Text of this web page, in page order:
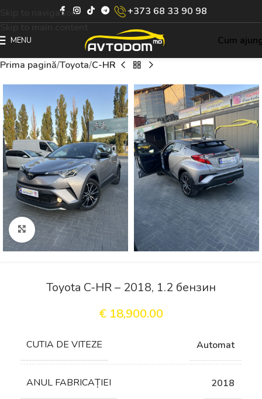
Skip to navigation
+373 68 33 90 98
MENU
Cum
Prima pagină Toyota C-HR
Click to enlarge
Toyota C-HR – 2018, 1.2 бензин
€ 18,900.00
СUTIA DE VITEZE Automat
ANUL FABRICAȚIEI 2018